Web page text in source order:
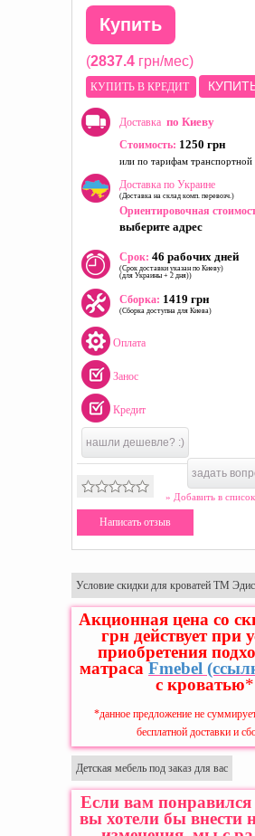
Купить
(2837.4 грн/мес)
КУПИТЬ В КРЕДИТ
Доставка по Киеву
Стоимость: 1250 грн
или по тарифам транспортной
Доставка по Украине
(Доставка на склад комп. перевозч.)
Ориентировочная
выберите адрес
Срок: 46 рабочих дней
(Срок доставки указан по Киеву)
(для Украины + 2 дня))
Сборка: 1419 грн
(Сборка доступна для Киева)
Оплата
Занос
Кредит
нашли дешевле? :)
задать
» Добавить в
Написать отзыв
Условие скидки для кроватей ТМ
Акционная цена со
грн действует при
приобретения
матрасаFmebel
с кроватью*
*данное предложение не
бесплатной доставки и
Детская мебель под заказ для вас
Если вам понравился
вы хотели бы внести